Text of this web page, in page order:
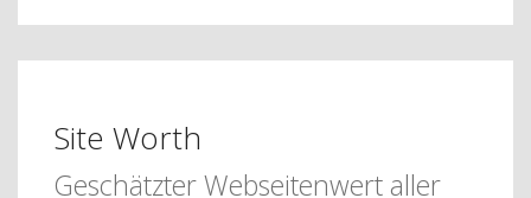
Site Worth
Geschätzter Webseitenwert aller